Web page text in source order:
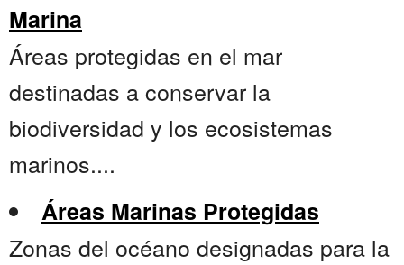
Marina
Áreas protegidas en el mar
destinadas a conservar la
biodiversidad y los ecosistemas
marinos....
Áreas Marinas Protegidas
Zonas del océano designadas para la